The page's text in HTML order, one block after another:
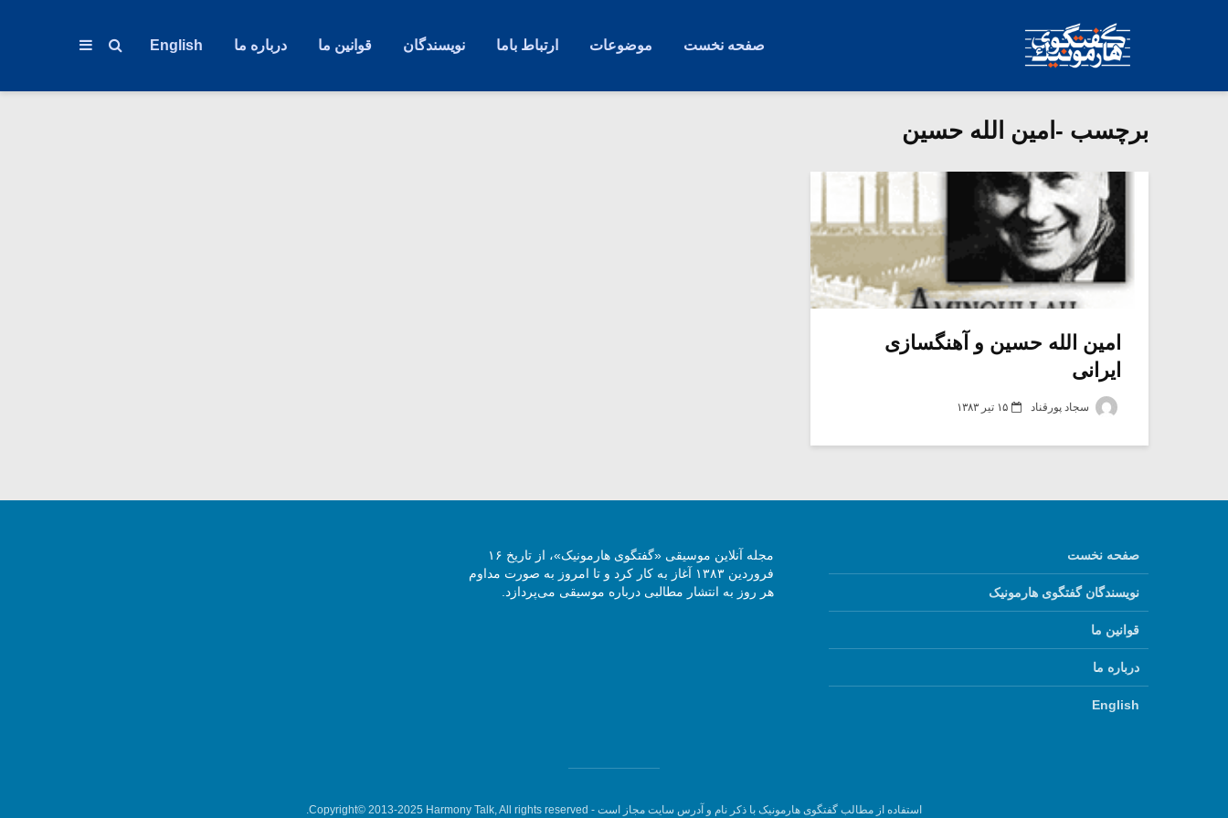
صفحه نخست موضوعات ارتباط باما نویسندگان قوانین ما درباره ما English
برچسب -امین الله حسین
امین الله حسین و آهنگسازی
ایرانی
سجاد پورقناد ۱۵ تیر ۱۳۸۳
صفحه نخست
نویسندگان گفتگوی هارمونیک
قوانین ما
درباره ما
English
مجله آنلاین موسیقی «گفتگوی هارمونیک»، از تاریخ ۱۶
فروردین ۱۳۸۳ آغاز به کار کرد و تا امروز به صورت مداوم
هر روز به انتشار مطالبی درباره موسیقی می‌پردازد.
استفاده از مطالب گفتگوی هارمونیک با ذکر نام و آدرس سایت مجاز است - Copyright© 2013-2025 Harmony Talk, All rights reserved.